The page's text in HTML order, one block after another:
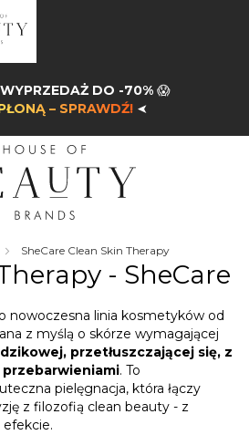
DO -70% 😱
– SPRAWDŹ! ➤
SheCare Clean Skin Therapy
- SheCare
nowoczesna linia kosmetyków od
z myślą o skórze wymagającej
przetłuszczającej się, z
przebarwieniami. To
pielęgnacja, która łączy
z filozofią clean beauty - z